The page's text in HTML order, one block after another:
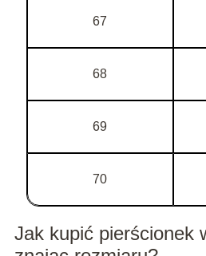
67
68
69
70
Jak kupić pierścionek